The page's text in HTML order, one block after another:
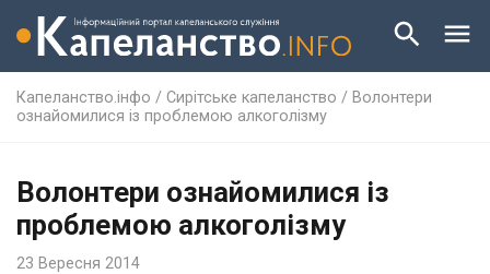
Капеланство.інфо / Сирітське капеланство / Волонтери
ознайомилися із проблемою алкоголізму
Волонтери ознайомилися із
проблемою алкоголізму
23 Вересня 2014